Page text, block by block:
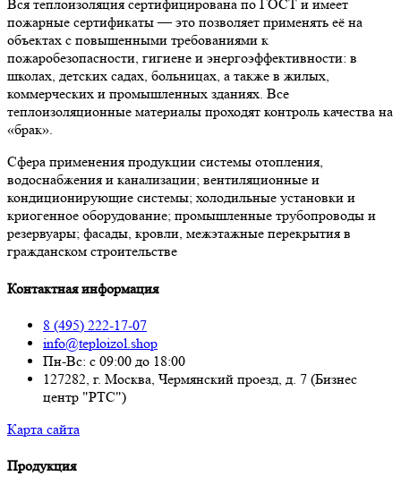
Вся теплоизоляция сертифицирована по ГОСТ и имеет
пожарные сертификаты — это позволяет применять её на
объектах с повышенными требованиями к
пожаробезопасности, гигиене и энергоэффективности: в
школах, детских садах, больницах, а также в жилых,
коммерческих и промышленных зданиях. Все
теплоизоляционные материалы проходят контроль качества на
«брак».
Сфера применения продукции системы отопления,
водоснабжения и канализации; вентиляционные и
кондиционирующие системы; холодильные установки и
криогенное оборудование; промышленные трубопроводы и
резервуары; фасады, кровли, межэтажные перекрытия в
гражданском строительстве
Контактная информация
8 (495) 222-17-07
info@teploizol.shop
Пн-Вс: с 09:00 до 18:00
127282, г. Москва, Чермянский проезд, д. 7 (Бизнес
центр "РТС")
Карта сайта
Продукция